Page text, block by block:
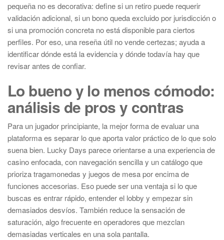
pequeña no es decorativa: define si un retiro puede requerir
validación adicional, si un bono queda excluido por jurisdicción o
si una promoción concreta no está disponible para ciertos
perfiles. Por eso, una reseña útil no vende certezas; ayuda a
identificar dónde está la evidencia y dónde todavía hay que
revisar antes de confiar.
Lo bueno y lo menos cómodo:
análisis de pros y contras
Para un jugador principiante, la mejor forma de evaluar una
plataforma es separar lo que aporta valor práctico de lo que solo
suena bien. Lucky Days parece orientarse a una experiencia de
casino enfocada, con navegación sencilla y un catálogo que
prioriza tragamonedas y juegos de mesa por encima de
funciones accesorias. Eso puede ser una ventaja si lo que
buscas es entrar rápido, entender el lobby y empezar sin
demasiados desvíos. También reduce la sensación de
saturación, algo frecuente en operadores que mezclan
demasiadas verticales en una sola pantalla.